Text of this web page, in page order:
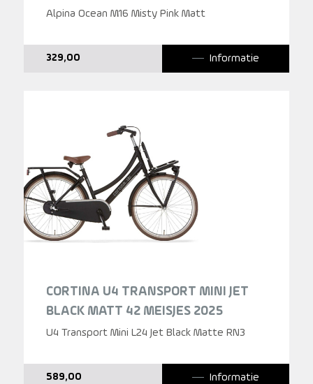
Alpina Ocean M16 Misty Pink Matt
329,00 Informatie
CORTINA U4 TRANSPORT MINI JET
BLACK MATT 42 MEISJES 2025
U4 Transport Mini L24 Jet Black Matte RN3
589,00 Informatie